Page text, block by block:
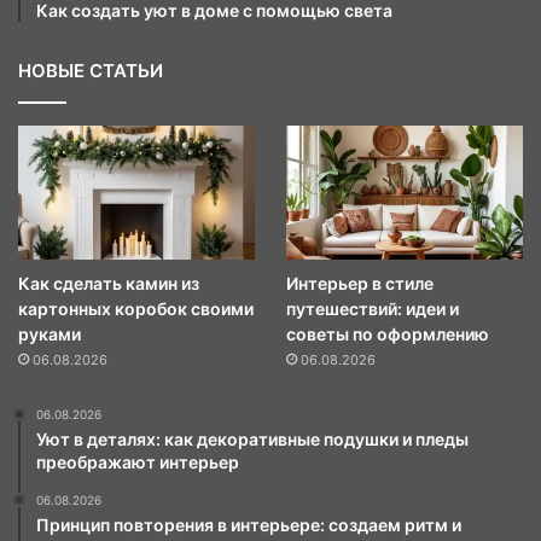
Как создать уют в доме с помощью света
НОВЫЕ СТАТЬИ
Как сделать камин из
картонных коробок своими
руками
06.08.2026
Интерьер в стиле
путешествий: идеи и
советы по оформлению
06.08.2026
06.08.2026
Уют в деталях: как декоративные подушки и пледы
преображают интерьер
06.08.2026
Принцип повторения в интерьере: создаем ритм и